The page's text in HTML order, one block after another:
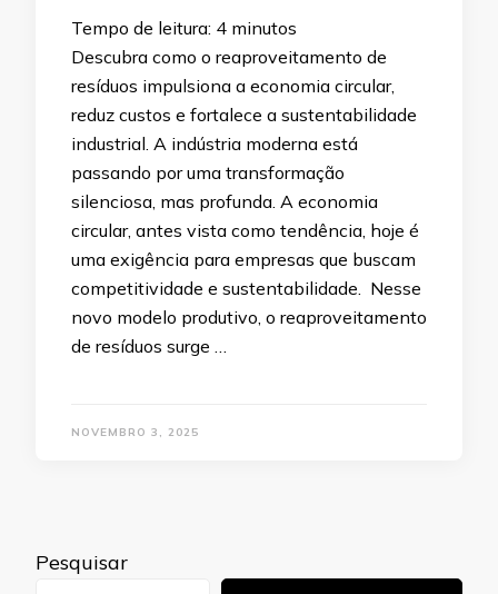
Tempo de leitura: 4 minutos
Descubra como o reaproveitamento de
resíduos impulsiona a economia circular,
reduz custos e fortalece a sustentabilidade
industrial. A indústria moderna está
passando por uma transformação
silenciosa, mas profunda. A economia
circular, antes vista como tendência, hoje é
uma exigência para empresas que buscam
competitividade e sustentabilidade. Nesse
novo modelo produtivo, o reaproveitamento
de resíduos surge …
NOVEMBRO 3, 2025
Pesquisar